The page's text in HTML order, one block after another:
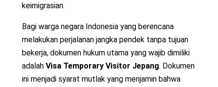
keimigrasian.
Bagi warga negara Indonesia yang berencana
melakukan perjalanan jangka pendek tanpa tujuan
bekerja, dokumen hukum utama yang wajib dimiliki
adalah Visa Temporary Visitor Jepang. Dokumen
ini menjadi syarat mutlak yang menjamin bahwa